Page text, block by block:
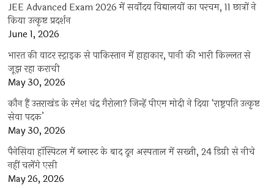
JEE Advanced Exam 2026 में सर्वोदय विद्यालयों का परचम, 11 छात्रों ने
किया उत्कृष्ट प्रदर्शन
June 1, 2026
भारत की वाटर स्ट्राइक से पाकिस्तान में हाहाकार, पानी की भारी किल्लत से
जूझ रहा कराची
May 30, 2026
कौन हैं उत्तराखंड के रमेश चंद्र गैरोला? जिन्हें पीएम मोदी ने दिया ‘राष्ट्रपति उत्कृष्ट
सेवा पदक’
May 30, 2026
पैनेसिया हॉस्पिटल में ब्लास्ट के बाद दून अस्पताल में सख्ती, 24 डिग्री से नीचे
नहीं चलेंगे एसी
May 26, 2026